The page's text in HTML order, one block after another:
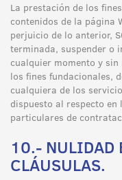
La prestación de los
contenidos de la página
perjuicio de lo anterior,
terminada, suspender o
cualquier momento y
los fines fundacionales,
cualquiera de los
dispuesto al respecto
particulares de
10.- NULIDAD
CLÁUSULAS.